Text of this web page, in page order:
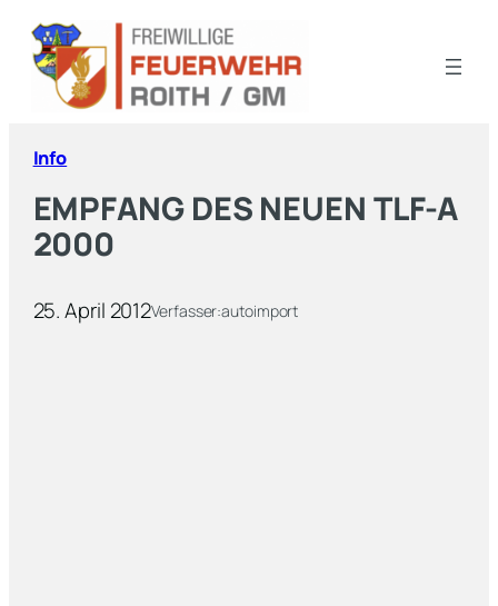
Info
EMPFANG DES NEUEN TLF-A
2000
25. April 2012Verfasser:autoimport